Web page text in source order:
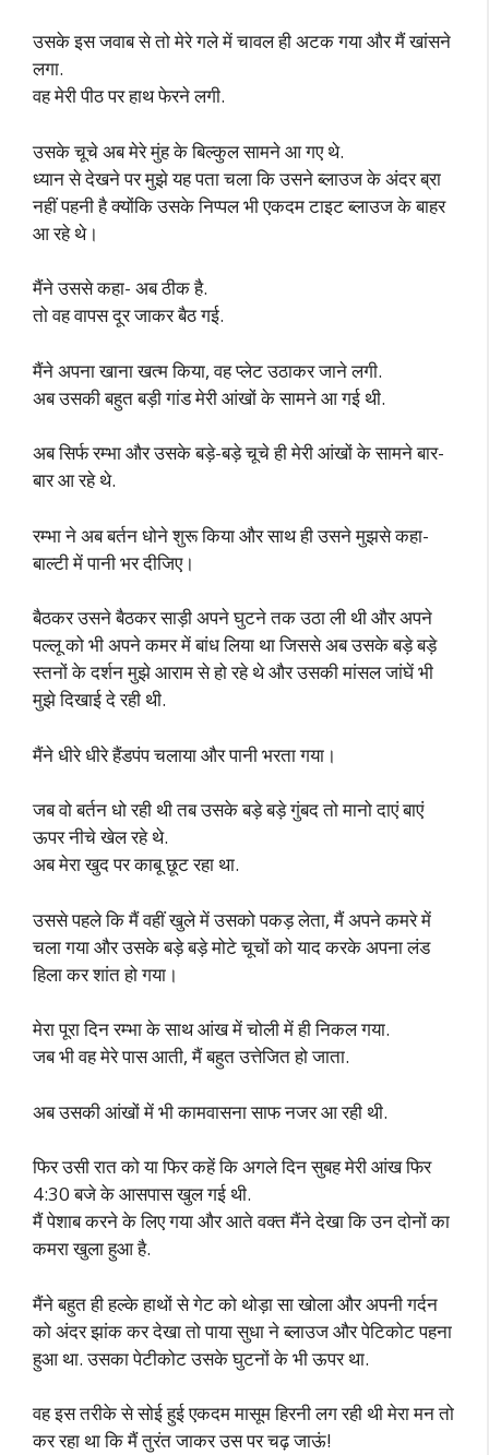
उसके इस जवाब से तो मेरे गले में चावल ही अटक गया और मैं खांसने
लगा.
वह मेरी पीठ पर हाथ फेरने लगी.
उसके चूचे अब मेरे मुंह के बिल्कुल सामने आ गए थे.
ध्यान से देखने पर मुझे यह पता चला कि उसने ब्लाउज के अंदर ब्रा
नहीं पहनी है क्योंकि उसके निप्पल भी एकदम टाइट ब्लाउज के बाहर
आ रहे थे।
मैंने उससे कहा- अब ठीक है.
तो वह वापस दूर जाकर बैठ गई.
मैंने अपना खाना खत्म किया, वह प्लेट उठाकर जाने लगी.
अब उसकी बहुत बड़ी गांड मेरी आंखों के सामने आ गई थी.
अब सिर्फ रम्भा और उसके बड़े-बड़े चूचे ही मेरी आंखों के सामने बार-
बार आ रहे थे.
रम्भा ने अब बर्तन धोने शुरू किया और साथ ही उसने मुझसे कहा-
बाल्टी में पानी भर दीजिए।
बैठकर उसने बैठकर साड़ी अपने घुटने तक उठा ली थी और अपने
पल्लू को भी अपने कमर में बांध लिया था जिससे अब उसके बड़े बड़े
स्तनों के दर्शन मुझे आराम से हो रहे थे और उसकी मांसल जांघें भी
मुझे दिखाई दे रही थी.
मैंने धीरे धीरे हैंडपंप चलाया और पानी भरता गया।
जब वो बर्तन धो रही थी तब उसके बड़े बड़े गुंबद तो मानो दाएं बाएं
ऊपर नीचे खेल रहे थे.
अब मेरा खुद पर काबू छूट रहा था.
उससे पहले कि मैं वहीं खुले में उसको पकड़ लेता, मैं अपने कमरे में
चला गया और उसके बड़े बड़े मोटे चूचों को याद करके अपना लंड
हिला कर शांत हो गया।
मेरा पूरा दिन रम्भा के साथ आंख में चोली में ही निकल गया.
जब भी वह मेरे पास आती, मैं बहुत उत्तेजित हो जाता.
अब उसकी आंखों में भी कामवासना साफ नजर आ रही थी.
फिर उसी रात को या फिर कहें कि अगले दिन सुबह मेरी आंख फिर
4:30 बजे के आसपास खुल गई थी.
मैं पेशाब करने के लिए गया और आते वक्त मैंने देखा कि उन दोनों का
कमरा खुला हुआ है.
मैंने बहुत ही हल्के हाथों से गेट को थोड़ा सा खोला और अपनी गर्दन
को अंदर झांक कर देखा तो पाया सुधा ने ब्लाउज और पेटिकोट पहना
हुआ था. उसका पेटीकोट उसके घुटनों के भी ऊपर था.
वह इस तरीके से सोई हुई एकदम मासूम हिरनी लग रही थी मेरा मन तो
कर रहा था कि मैं तुरंत जाकर उस पर चढ़ जाऊं!